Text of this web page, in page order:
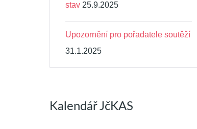
stav 25.9.2025
Upozornění pro pořadatele soutěží
31.1.2025
Kalendář JčKAS